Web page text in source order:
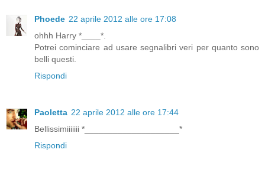
Phoede 22 aprile 2012 alle ore 17:08
ohhh Harry *____*.
Potrei cominciare ad usare segnalibri veri per quanto sono
belli questi.
Rispondi
Paoletta 22 aprile 2012 alle ore 17:44
Bellissimiiiiiii *____________________*
Rispondi